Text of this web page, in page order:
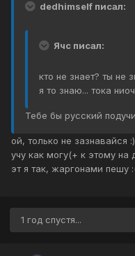
dedhimself писал:
Ячс писал:
кто не знает? ты не
я то знаю... тока
Тебе бы русский
ой, только не зазнавайся
учу как могу(+ к этому на
эт я так, жаргонами пешу
1 год спустя...